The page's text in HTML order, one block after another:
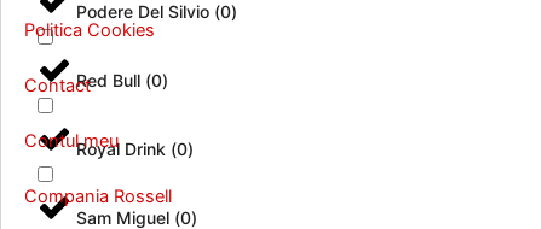
Podere Del Silvio (0)
Red Bull (0)
Royal Drink (0)
Sam Miguel (0)
Politica Cookies
Contact
Contul meu
Compania Rossell